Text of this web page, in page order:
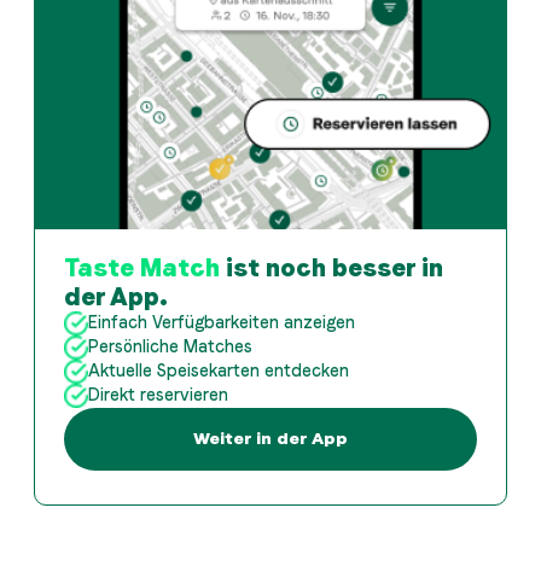
Taste Match ist noch besser in
der App.
Einfach Verfügbarkeiten anzeigen
Persönliche Matches
Aktuelle Speisekarten entdecken
Direkt reservieren
Weiter in der App